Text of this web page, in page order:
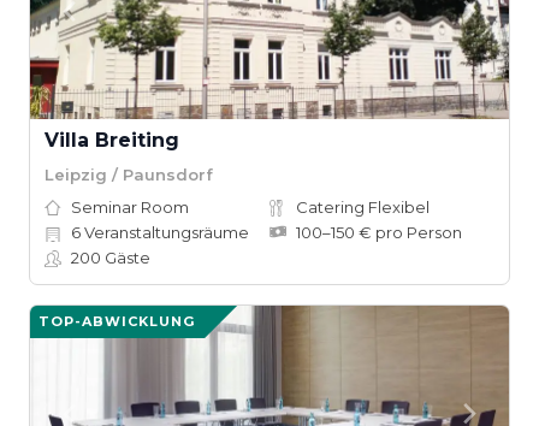
Villa Breiting
Leipzig / Paunsdorf
Seminar Room
Catering Flexibel
6Veranstaltungsräume
100–150 € pro Person
200 Gäste
TOP-ABWICKLUNG